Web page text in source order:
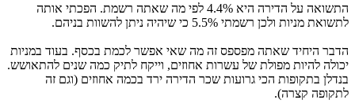
התשואה על הדירה היא 4.4% לפי מה שאתה רשמת. הפכתי אותה
לתשואת מניות ולכן רשמתי 5.5% כי שיהיה ניתן להשוות בניהם.
הדבר היחיד שאתה מפספס זה מה שאי אפשר לכמת בכסף. בעוד במניות
יכולה להיות מפולת של עשרות אחוזים, וייקח לתיק כמה שנים להתאושש.
בנדלן בתקופות הכי גרועות שכר הדירה ירד בכמה אחוזים (וגם זה
לתקופה קצרה).